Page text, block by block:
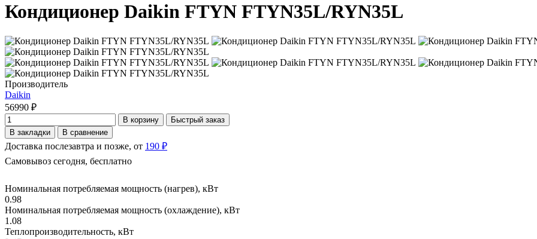
Кондиционер Daikin FTYN FTYN35L/RYN35L
Производитель
Daikin
56990 ₽
В корзину
Быстрый заказ
В закладки
В сравнение
Доставка послезавтра и позже, от 190 ₽
Самовывоз сегодня, бесплатно
Номинальная потребляемая мощность (нагрев), кВт
0.98
Номинальная потребляемая мощность (охлаждение), кВт
1.08
Теплопроизводительность, кВт